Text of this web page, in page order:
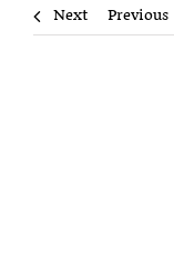
Previous
Next